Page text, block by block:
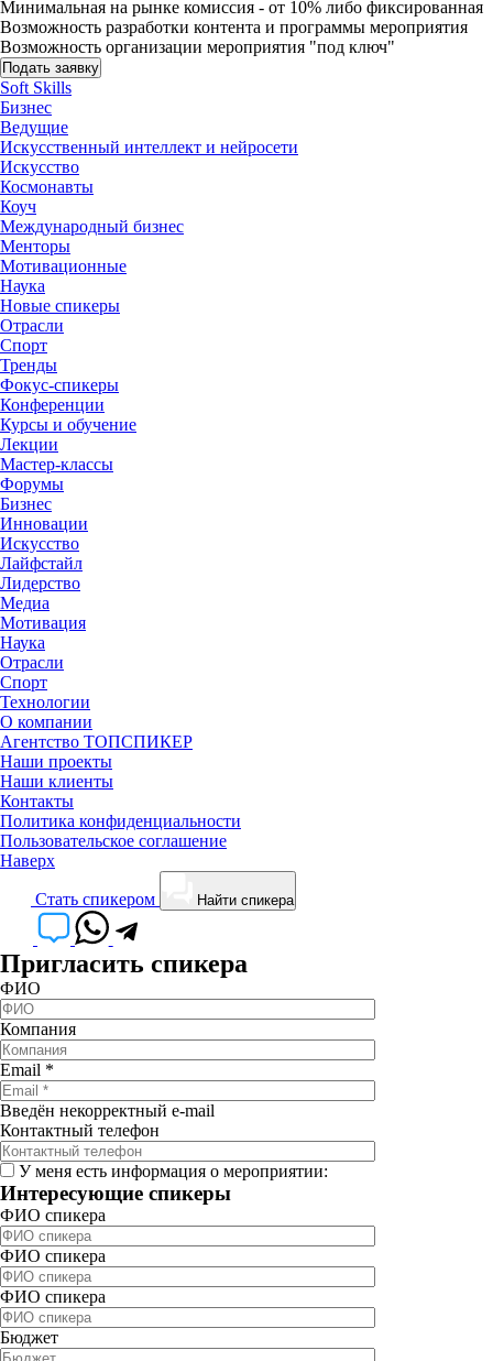
Минимальная на рынке комиссия - от 10% либо фиксированная
Возможность разработки контента и программы мероприятия
Возможность организации мероприятия "под ключ"
Подать заявку
Soft Skills
Бизнес
Ведущие
Искусственный интеллект и нейросети
Искусство
Космонавты
Коуч
Международный бизнес
Менторы
Мотивационные
Наука
Новые спикеры
Отрасли
Спорт
Тренды
Фокус-спикеры
Конференции
Курсы и обучение
Лекции
Мастер-классы
Форумы
Бизнес
Инновации
Искусство
Лайфстайл
Лидерство
Медиа
Мотивация
Наука
Отрасли
Спорт
Технологии
О компании
Агентство ТОПСПИКЕР
Наши проекты
Наши клиенты
Контакты
Политика конфиденциальности
Пользовательское соглашение
Наверх
Cтать спикером Найти спикера
Пригласить спикера
ФИО
Компания
Email *
Введён некорректный e-mail
Контактный телефон
У меня есть информация о мероприятии:
Интересующие спикеры
ФИО спикера
ФИО спикера
ФИО спикера
Бюджет